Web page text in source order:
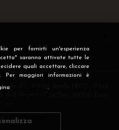
per fornirti un'esperienza
saranno attivate tutte le
quali accettare, cliccare
Per maggiori informazioni è
.
30, 40026 Imola (BO) - P.Iva
CREATIVE WEB